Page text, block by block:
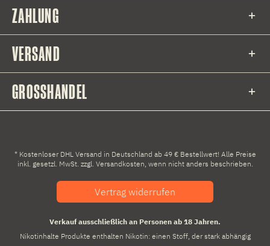
ZAHLUNG
VERSAND
GROSSHANDEL
* Kostenloser DHL Versand in Deutschland ab 49 € Bestellwert! Alle Preise
inkl. gesetzl. MwSt. zzgl. Versandkosten, wenn nicht anders beschrieben.
Vertrag widerrufen
Verkauf ausschließlich an Personen ab 18 Jahren.
Nikotinhalte Produkte enthalten Nikotin: einen Stoff, der stark abhängig